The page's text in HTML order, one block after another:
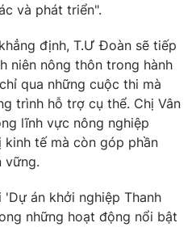
và phát triển".
định, T.Ư Đoàn sẽ tiếp
niên nông thôn trong hành
qua những cuộc thi mà
trình hỗ trợ cụ thể. Chị Vân
lĩnh vực nông nghiệp
tế mà còn góp phần
vững.
án khởi nghiệp Thanh
những hoạt động nổi bật